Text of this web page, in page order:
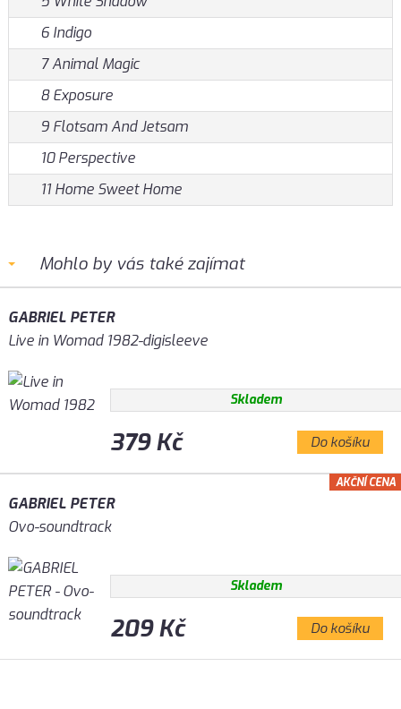
6 Indigo
7 Animal Magic
8 Exposure
9 Flotsam And Jetsam
10 Perspective
11 Home Sweet Home
Mohlo by vás také zajímat
GABRIEL PETER
Live in Womad 1982-digisleeve
Skladem
379 Kč Do košíku
GABRIEL PETER
Ovo-soundtrack
Skladem
209 Kč Do košíku
AKČNÍ CENA